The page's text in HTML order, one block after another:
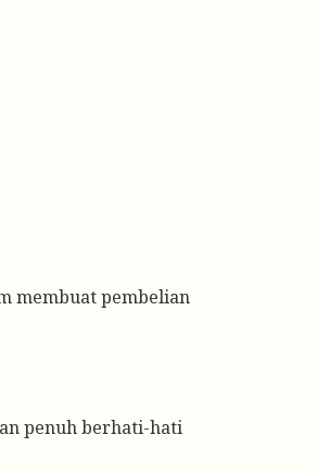
membuat pembelian
penuh berhati-hati